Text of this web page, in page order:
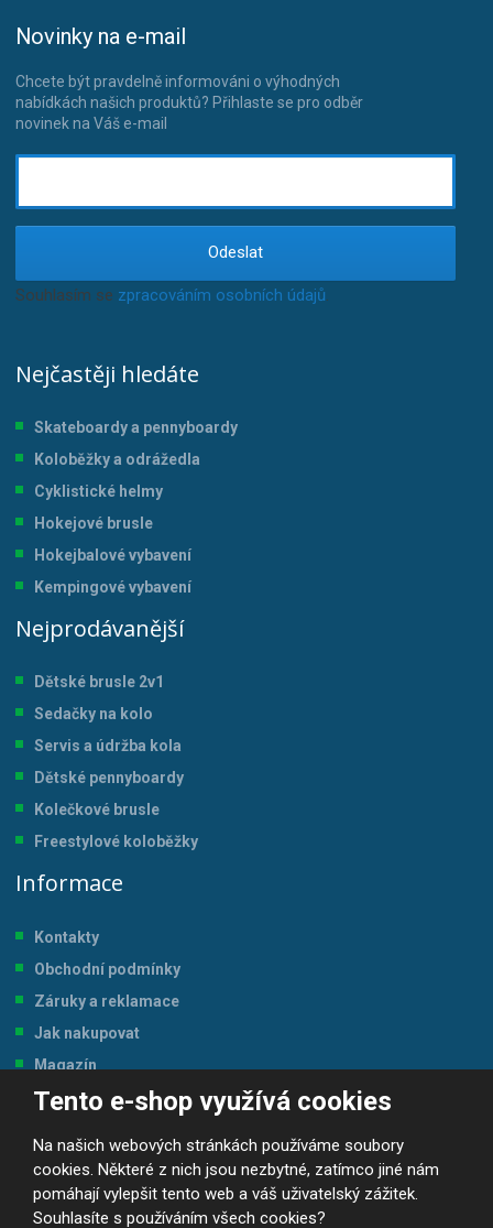
Tento e-shop využívá cookies
Na našich webových stránkách používáme soubory
cookies. Některé z nich jsou nezbytné, zatímco jiné nám
pomáhají vylepšit tento web a váš uživatelský zážitek.
Souhlasíte s používáním všech cookies?
Novinky na e-mail
Chcete být pravdelně informováni o výhodných
nabídkách našich produktů? Přihlaste se pro odběr
novinek na Váš e-mail
Odeslat
Souhlasím se zpracováním osobních údajů.
Nejčastěji hledáte
Skateboardy a pennyboardy
Koloběžky a odrážedla
Cyklistické helmy
Hokejové brusle
Hokejbalové vybavení
Kempingové vybavení
Nejprodávanější
Dětské brusle 2v1
Sedačky na kolo
Servis a údržba kola
Dětské pennyboardy
Kolečkové brusle
Freestylové koloběžky
Informace
Kontakty
Obchodní podmínky
Záruky a reklamace
Jak nakupovat
Magazín
Tabulka velikostí
© 2026, JP-SPORT.CZ SPORTOVNÍ POTŘEBY